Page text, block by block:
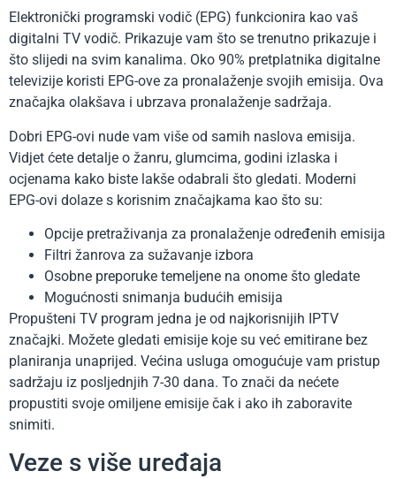
Elektronički programski vodič (EPG) funkcionira kao vaš
digitalni TV vodič. Prikazuje vam što se trenutno prikazuje i
što slijedi na svim kanalima. Oko 90% pretplatnika digitalne
televizije koristi EPG-ove za pronalaženje svojih emisija. Ova
značajka olakšava i ubrzava pronalaženje sadržaja.
Dobri EPG-ovi nude vam više od samih naslova emisija.
Vidjet ćete detalje o žanru, glumcima, godini izlaska i
ocjenama kako biste lakše odabrali što gledati. Moderni
EPG-ovi dolaze s korisnim značajkama kao što su:
Opcije pretraživanja za pronalaženje određenih emisija
Filtri žanrova za sužavanje izbora
Osobne preporuke temeljene na onome što gledate
Mogućnosti snimanja budućih emisija
Propušteni TV program jedna je od najkorisnijih IPTV
značajki. Možete gledati emisije koje su već emitirane bez
planiranja unaprijed. Većina usluga omogućuje vam pristup
sadržaju iz posljednjih 7-30 dana. To znači da nećete
propustiti svoje omiljene emisije čak i ako ih zaboravite
snimiti.
Veze s više uređaja